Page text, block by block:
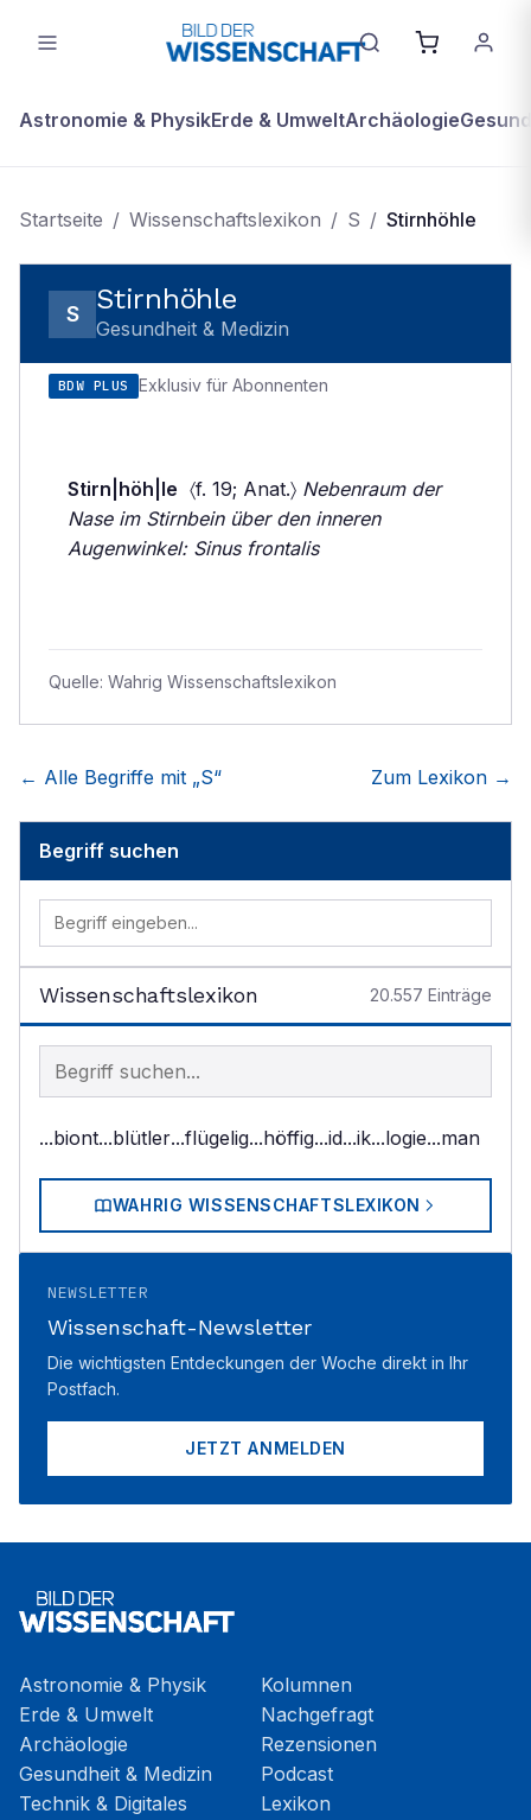
Astronomie & PhysikErde & UmweltArchäologie
Startseite / Wissenschaftslexikon / S / Stirnhöhle
S Stirnhöhle
Gesundheit & Medizin
BDW PLUS Exklusiv für Abonnenten
Stirn|höh|le 〈f. 19; Anat.〉 Nebenraum der
Nase im Stirnbein über den inneren
Augenwinkel: Sinus frontalis
Quelle: Wahrig Wissenschaftslexikon
← Alle Begriffe mit „S“ Zum Lexikon →
Begriff suchen
Wissenschaftslexikon 20.557 Einträge
Begriff im Lexikon suchen
...biont...blütler...flügelig...höffig...id...ik...logie...man
WAHRIG WISSENSCHAFTSLEXIKON
NEWSLETTER
Wissenschaft-Newsletter
Die wichtigsten Entdeckungen der Woche direkt in Ihr
Postfach.
JETZT ANMELDEN
Astronomie & Physik
Erde & Umwelt
Archäologie
Gesundheit & Medizin
Technik & Digitales
Kolumnen
Nachgefragt
Rezensionen
Podcast
Lexikon